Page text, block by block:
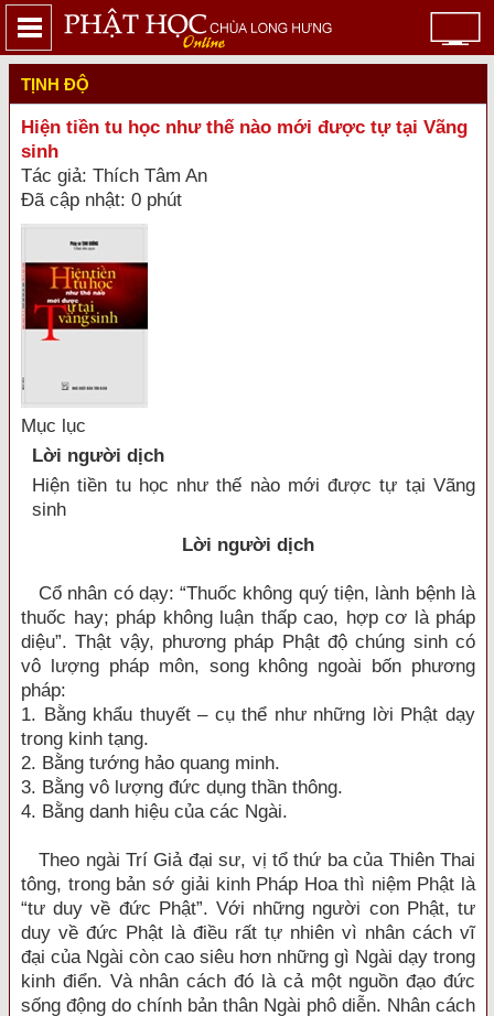
TỊNH ĐỘ
Hiện tiền tu học như thế nào mới được tự tại Vãng
sinh
Tác giả: Thích Tâm An
Đã cập nhật: 0 phút
Mục lục
Lời người dịch
Hiện tiền tu học như thế nào mới được tự tại Vãng
sinh
Lời người dịch
Cổ nhân có dạy: “Thuốc không quý tiện, lành bệnh là
thuốc hay; pháp không luận thấp cao, hợp cơ là pháp
diệu”. Thật vậy, phương pháp Phật độ chúng sinh có
vô lượng pháp môn, song không ngoài bốn phương
pháp:
1. Bằng khẩu thuyết – cụ thể như những lời Phật dạy
trong kinh tạng.
2. Bằng tướng hảo quang minh.
3. Bằng vô lượng đức dụng thần thông.
4. Bằng danh hiệu của các Ngài.
Theo ngài Trí Giả đại sư, vị tổ thứ ba của Thiên Thai
tông, trong bản sớ giải kinh Pháp Hoa thì niệm Phật là
“tư duy về đức Phật”. Với những người con Phật, tư
duy về đức Phật là điều rất tự nhiên vì nhân cách vĩ
đại của Ngài còn cao siêu hơn những gì Ngài dạy trong
kinh điển. Và nhân cách đó là cả một nguồn đạo đức
sống động do chính bản thân Ngài phô diễn. Nhân cách